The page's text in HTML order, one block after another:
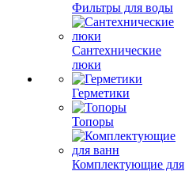
Фильтры для воды
Сантехнические
люки
Герметики
Топоры
Комплектующие для